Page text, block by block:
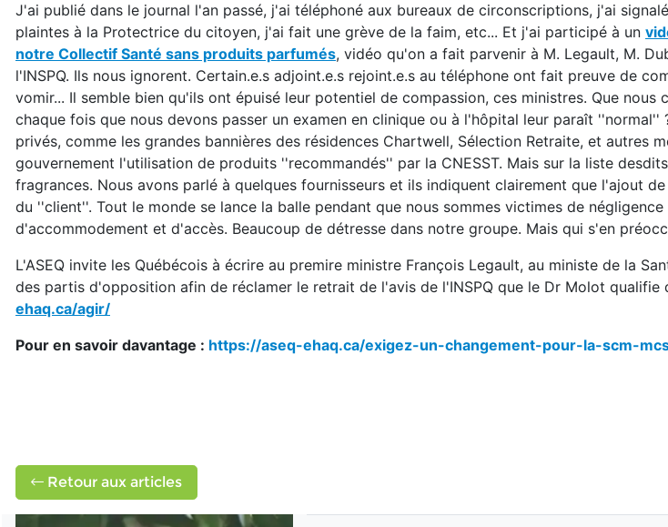
J'ai publié dans le journal l'an passé, j'ai téléphoné aux bureaux de circonscriptions, j'ai
plaintes à la Protectrice du citoyen, j'ai fait une grève de la faim, etc... Et j'ai participé à un
notre Collectif Santé sans produits parfumés, vidéo qu'on a fait parvenir à M. Legault, M.
l'INSPQ. Ils nous ignorent. Certain.e.s adjoint.e.s rejoint.e.s au téléphone ont fait preuve de
vomir... Il semble bien qu'ils ont épuisé leur potentiel de compassion, ces ministres. Que nous
chaque fois que nous devons passer un examen en clinique ou à l'hôpital leur paraît ''normal''
privés, comme les grandes bannières des résidences Chartwell, Sélection Retraite, et autres
gouvernement l'utilisation de produits ''recommandés'' par la CNESST. Mais sur la liste
fragrances. Nous avons parlé à quelques fournisseurs et ils indiquent clairement que l'ajout
du ''client''. Tout le monde se lance la balle pendant que nous sommes victimes de
d'accommodement et d'accès. Beaucoup de détresse dans notre groupe. Mais qui s'en
L'ASEQ invite les Québécois à écrire au premire ministre François Legault, au ministe de la
des partis d'opposition afin de réclamer le retrait de l'avis de l'INSPQ que le Dr Molot qualifie
ehaq.ca/agir/
Pour en savoir davantage : https://aseq-ehaq.ca/exigez-un-changement-pour-la-scm-
Retour aux articles